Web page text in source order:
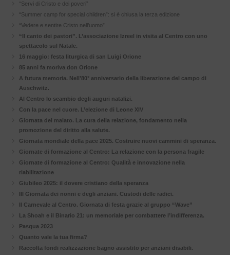
“Servi di Cristo e dei poveri”
“Summer camp for special children”: si è chiusa la terza edizione
“Vedere e sentire Cristo nell’uomo”
“Il canto dei pastori”. L’associazione Izreel in visita al Centro con uno
spettacolo sul Natale.
16 maggio: festa liturgica di san Luigi Orione
85 anni fa moriva don Orione
A futura memoria. Nell’80° anniversario della liberazione del campo di
Auschwitz.
Al Centro lo scambio degli auguri natalizi.
Con la pace nel cuore. L’elezione di Leone XIV
Giornata del malato. La cura della relazione, fondamento nella
promozione del diritto alla salute.
Giornata mondiale della pace 2025. Costruire nuovi cammini di speranza.
Giornate di formazione al Centro: La relazione con la persona fragile
Giornate di formazione al Centro: Qualità e innovazione nella
riabilitazione
Giubileo 2025: il dovere cristiano della speranza
III Giornata dei nonni e degli anziani. Custodi delle radici.
Il Carnevale al Centro. Giornata di festa grazie al gruppo “Wave”
La Shoah e il Binario 21: un memoriale per combattere l’indifferenza.
Pasqua 2023
Quanto vale la tua firma?
Raccolta fondi realizzazione bagno assistito per anziani disabili.